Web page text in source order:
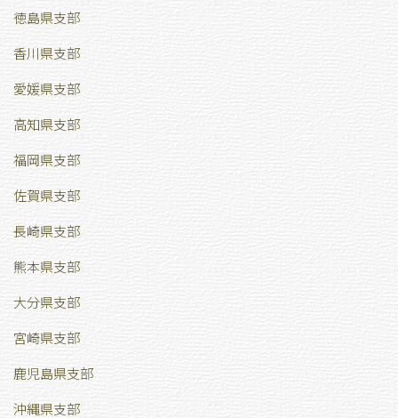
徳島県支部
香川県支部
愛媛県支部
高知県支部
福岡県支部
佐賀県支部
長崎県支部
熊本県支部
大分県支部
宮崎県支部
鹿児島県支部
沖縄県支部